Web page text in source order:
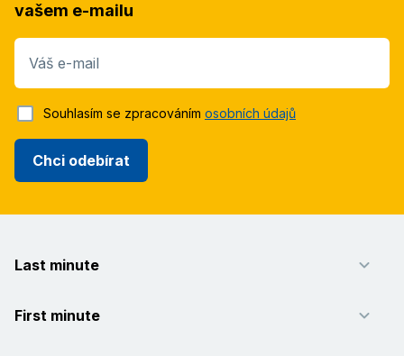
vašem e-mailu
Váš e-mail
Chci odebírat
Souhlasím se zpracováním osobních údajů
Last minute
First minute